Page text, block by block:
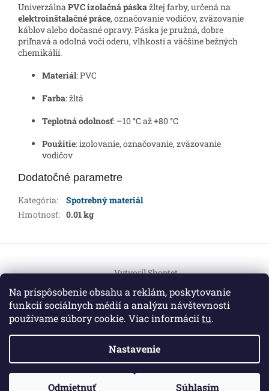
Na prispôsobenie obsahu a reklám, poskytovanie
funkcií sociálnych médií a analýzu návštevnosti
používame súbory cookie. Viac informáciítu.
Nastavenie
Odmietnuť Súhlasím
ZO ZDRAVOTNÝCH DÔVODOV BUDÚ VAŠE OBJEDNÁVKY
UniverzálnaPVC izolačná páskažltej farby, určená na
elektroinštalačné práce, označovanie vodičov, zväzovanie
káblov alebo dočasné opravy. Páska je pružná, dobre
priľnavá a odolná voči oderu, vlhkosti a väčšine bežných
chemikálií.
Materiál: PVC
Farba: žltá
Teplotná odolnosť: –10 °C až +80 °C
Použitie: izolovanie, označovanie, zväzovanie
vodičov
Dodatočné parametre
Kategória:
Spotrebný materiál
Hmotnosť: 0.01 kg
p
Vytvoril Shoptet
Copyright 2026HEMI Elektro. Všetky práva vyhradené.
Upraviť nastavenie cookies
Informácie pre vás